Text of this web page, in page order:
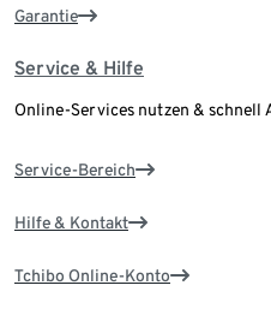
Garantie
Service & Hilfe
Online-Services nutzen & schnell
Service-Bereich
Hilfe & Kontakt
Tchibo Online-Konto